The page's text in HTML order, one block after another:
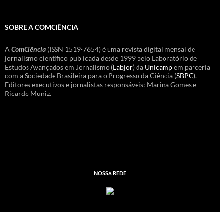
SOBRE A COMCIÊNCIA
A ComCiência (ISSN 1519-7654) é uma revista digital mensal de
jornalismo científico publicada desde 1999 pelo Laboratório de
Estudos Avançados em Jornalismo (Labjor) da Unicampem parceria
com a Sociedade Brasileira para o Progresso da Ciência (SBPC).
Editores executivos e jornalistas responsáveis: Marina Gomes e
Ricardo Muniz.
NOSSA REDE